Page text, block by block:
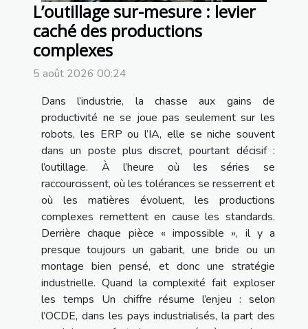
L’outillage sur-mesure : levier
caché des productions
complexes
5 août 2026 00:24
Dans l’industrie, la chasse aux gains de
productivité ne se joue pas seulement sur les
robots, les ERP ou l’IA, elle se niche souvent
dans un poste plus discret, pourtant décisif :
l’outillage. À l’heure où les séries se
raccourcissent, où les tolérances se resserrent et
où les matières évoluent, les productions
complexes remettent en cause les standards.
Derrière chaque pièce « impossible », il y a
presque toujours un gabarit, une bride ou un
montage bien pensé, et donc une stratégie
industrielle. Quand la complexité fait exploser
les temps Un chiffre résume l’enjeu : selon
l’OCDE, dans les pays industrialisés, la part des